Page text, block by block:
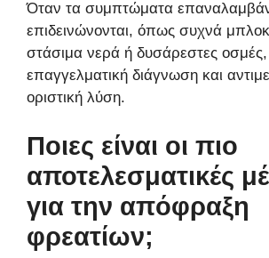
Όταν τα συμπτώματα
επιδεινώνονται, όπως συχνά
στάσιμα νερά ή δυσάρεστες οσμές,
επαγγελματική διάγνωση και
οριστική λύση.
Ποιες είναι οι πιο
αποτελεσματικές
για την απόφραξη
φρεατίων;